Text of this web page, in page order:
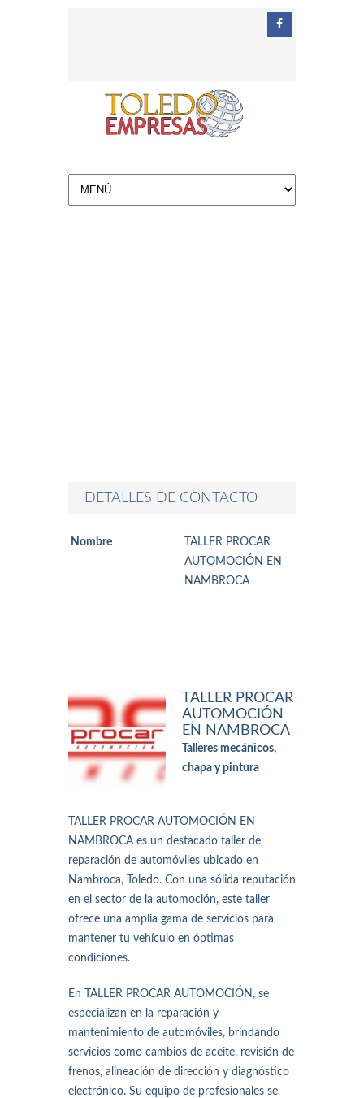
DETALLES DE CONTACTO
Nombre
TALLER PROCAR
AUTOMOCIÓN EN
NAMBROCA
TALLER PROCAR
AUTOMOCIÓN
EN NAMBROCA
Talleres mecánicos,
chapa y pintura
TALLER PROCAR AUTOMOCIÓN EN
NAMBROCA es un destacado taller de
reparación de automóviles ubicado en
Nambroca, Toledo. Con una sólida reputación
en el sector de la automoción, este taller
ofrece una amplia gama de servicios para
mantener tu vehículo en óptimas
condiciones.
En TALLER PROCAR AUTOMOCIÓN, se
especializan en la reparación y
mantenimiento de automóviles, brindando
servicios como cambios de aceite, revisión de
frenos, alineación de dirección y diagnóstico
electrónico. Su equipo de profesionales se